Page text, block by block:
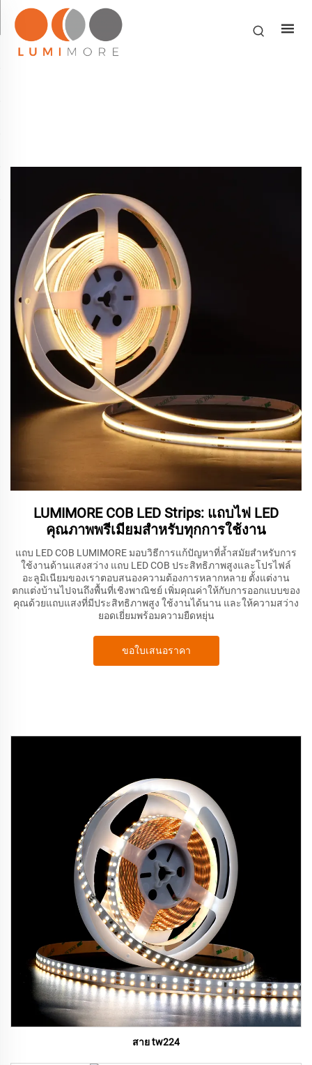
LUMIMORE COB LED Strips: แถบไฟ LED
คุณภาพพรีเมียมสำหรับทุกการใช้งาน
แถบ LED COB LUMIMORE มอบวิธีการแก้ปัญหาที่ล้ำสมัยสำหรับการ
ใช้งานด้านแสงสว่าง แถบ LED COB ประสิทธิภาพสูงและโปรไฟล์
อะลูมิเนียมของเราตอบสนองความต้องการหลากหลาย ตั้งแต่งาน
ตกแต่งบ้านไปจนถึงพื้นที่เชิงพาณิชย์ เพิ่มคุณค่าให้กับการออกแบบของ
คุณด้วยแถบแสงที่มีประสิทธิภาพสูง ใช้งานได้นาน และให้ความสว่าง
ยอดเยี่ยมพร้อมความยืดหยุ่น
ขอใบเสนอราคา
สาย tw224